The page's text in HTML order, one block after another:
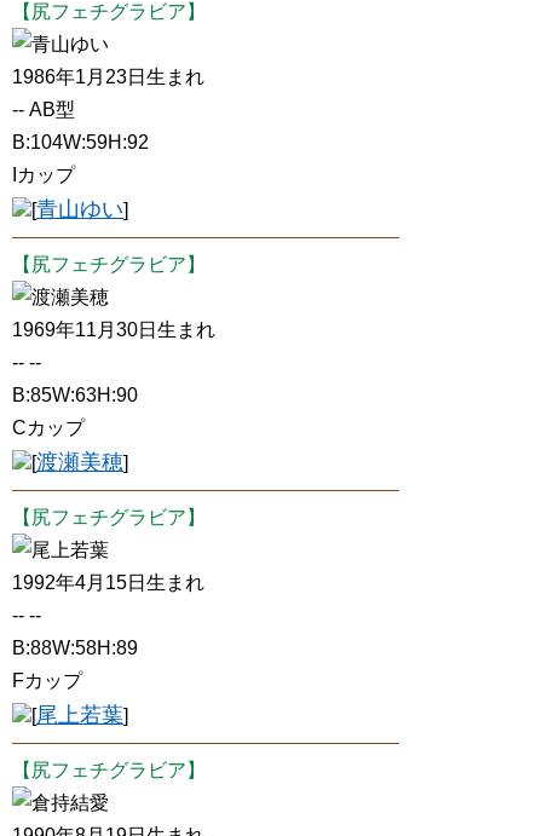
【尻フェチグラビア】
青山ゆい
1986年1月23日生まれ
-- AB型
B:104W:59H:92
Iカップ
[青山ゆい]
【尻フェチグラビア】
渡瀬美穂
1969年11月30日生まれ
-- --
B:85W:63H:90
Cカップ
[渡瀬美穂]
【尻フェチグラビア】
尾上若葉
1992年4月15日生まれ
-- --
B:88W:58H:89
Fカップ
[尾上若葉]
【尻フェチグラビア】
倉持結愛